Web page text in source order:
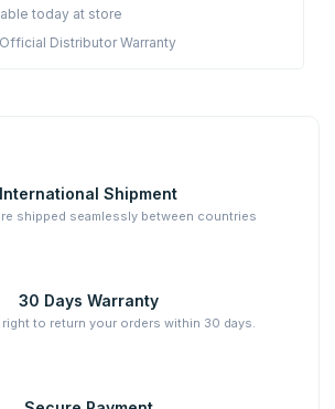
today at store
Distributor Warranty
International Shipment
shipped seamlessly between countries
30 Days Warranty
right to return your orders within 30 days.